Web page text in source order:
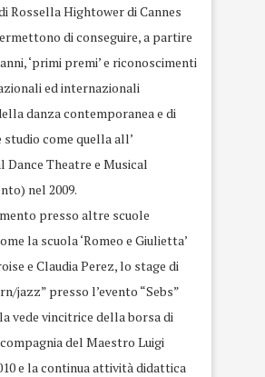
Rossella Hightower di Cannes
di conseguire, a partire
‘primi premi’ e riconoscimenti
ed internazionali
danza contemporanea e di
studio come quella all’
Dance Theatre e Musical
nel 2009.
presso altre scuole
la scuola ‘Romeo e Giulietta’
e Claudia Perez, lo stage di
jazz” presso l’evento “Sebs”
vede vincitrice della borsa di
del Maestro Luigi
e la continua attività didattica